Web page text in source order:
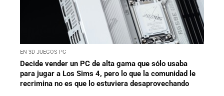
EN 3D JUEGOS PC
Decide vender un PC de alta gama que sólo usaba
para jugar a Los Sims 4, pero lo que la comunidad le
recrimina no es que lo estuviera desaprovechando